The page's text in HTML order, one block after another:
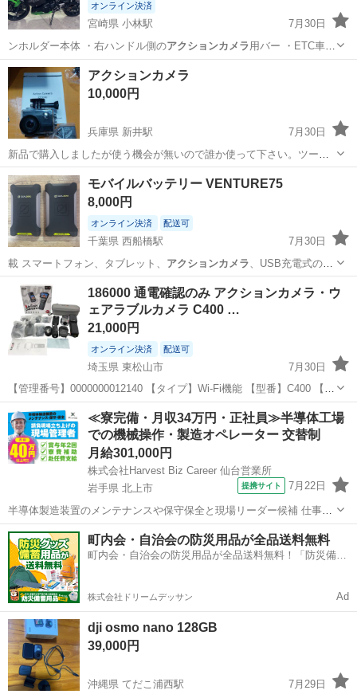
オンライン決済
宮崎県 小林駅
7月30日
ンホルダー本体 ・右ハンドル側のアクションカメラ用バー ・ETC車載
器 【お渡…
宮崎 小林市 小林駅
アクションカメラ
10,000円
兵庫県 新井駅
7月30日
新品で購入しましたが使う機会が無いので誰か使って下さい。ツーリ
ング山海色々思い出残せますよ、画像物が全てです。
兵庫 朝来市 新井駅 その他
モバイルバッテリー VENTURE75
8,000円
オンライン決済 配送可
千葉県 西船橋駅
7月30日
載 スマートフォン、タブレット、 アクションカメラ 、USB充電式のヘ
ッドライトなど…
千葉 西船橋駅 その他 USB
186000 通電確認のみ アクションカメラ・ウ
ェアラブルカメラ C400 …
21,000円
オンライン決済 配送可
埼玉県 東松山市
7月30日
【管理番号】0000000012140 【タイプ】Wi-Fi機能 【型番】C400 【通
電確認】確認済 【動作確認】未確認 ■コンディション・状態 目立った
傷や汚れは見受けられませ...
埼玉 東松山市 カメラ アクションカメラ
≪寮完備・月収34万円・正社員≫半導体工場
での機械操作・製造オペレーター 交替制
月給301,000円
株式会社Harvest Biz Career 仙台営業所
岩手県 北上市
提携サイト 7月22日
半導体製造装置のメンテナンスや保守保全と現場リーダー候補 仕事内
容 ＼フラッシュメモリの製造を行う工場で半導体製造装置の保守・点
検のお仕事／ 【主な業務】 フラッシュメモリなどに使用される「半導
体」。 その半導体を...
岩手 北上市 その他
町内会・自治会の防災用品が全品送料無料
町内会・自治会の防災用品が全品送料無料！「防災備蓄
株式会社ドリームデッサン Ad
dji osmo nano 128GB
39,000円
沖縄県 てだこ浦西駅
7月29日